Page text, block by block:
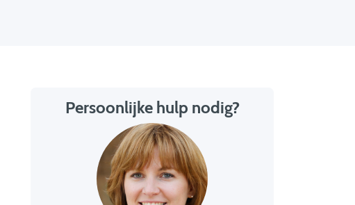
Persoonlijke hulp nodig?